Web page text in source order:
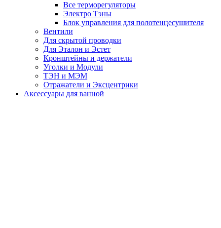
Все терморегуляторы
Электро Тэны
Блок управления для полотенцесушителя
Вентили
Для скрытой проводки
Для Эталон и Эстет
Кронштейны и держатели
Уголки и Модули
ТЭН и МЭМ
Отражатели и Эксцентрики
Аксессуары для ванной